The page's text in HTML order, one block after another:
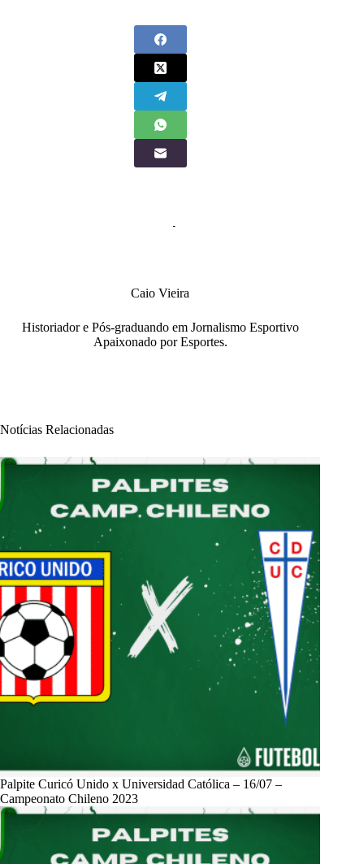
Caio Vieira
Historiador e Pós-graduando em Jornalismo Esportivo
Apaixonado por Esportes.
Notícias Relacionadas
Palpite Curicó Unido x Universidad Católica – 16/07 –
Campeonato Chileno 2023